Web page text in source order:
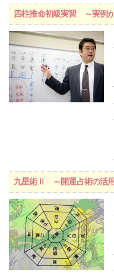
四柱推命初級実習 ～実例
九星術Ⅱ ～開運占術の活